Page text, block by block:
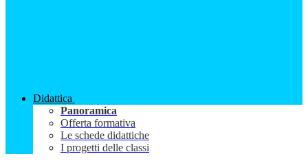
Didattica
Panoramica
Offerta formativa
Le schede didattiche
I progetti delle classi